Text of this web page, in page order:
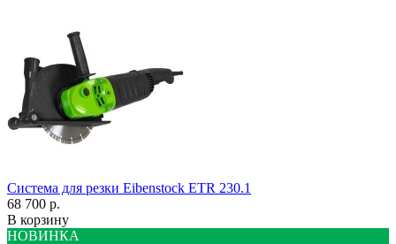
Система для резки Eibenstock ETR 230.1
68 700 р.
В корзину
НОВИНКА